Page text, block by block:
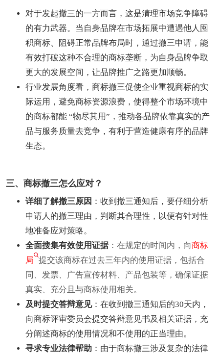
对于发起撤三的一方而言，这是清理市场竞争障碍
的有力武器。当自身品牌在市场拓展中遭遇他人囤
积商标、阻碍正常品牌布局时，通过撤三申请，能
有效打破这种不合理的商标垄断，为自身品牌争取
更大的发展空间，让品牌推广之路更加顺畅。
行业发展角度看，商标撤三促使企业重视商标的实
际运用，避免商标资源浪费，使得整个市场环境中
的商标都能 “物尽其用”，推动各品牌依靠真实的产
品与服务质量去竞争，有利于营造健康有序的品牌
生态。
三、商标撤三怎么应对？
详细了解撤三原因 ：收到撤三通知后，要仔细分析
申请人的撤三理由，判断其合理性，以便有针对性
地准备应对策略。
全面搜集有效使用证据：在规定的时间内，向商标
局 提交该商标在过去三年内的使用证据，包括合
同、发票、广告宣传材料、产品包装等，确保证据
真实、充分且与商标使用相关。
及时提交答辩意见：在收到撤三通知后的30天内，
向商标评审委员会提交答辩意见书及相关证据，充
分阐述商标的使用情况和不使用的正当理由。
寻求专业法律帮助 ：由于商标撤三涉及复杂的法律